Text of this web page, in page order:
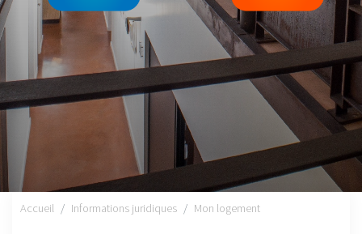
Accueil Informations juridiques Mon logement